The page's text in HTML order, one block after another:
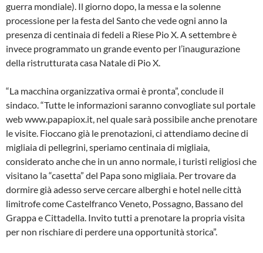
guerra mondiale). Il giorno dopo, la messa e la solenne
processione per la festa del Santo che vede ogni anno la
presenza di centinaia di fedeli a Riese Pio X. A settembre è
invece programmato un grande evento per l’inaugurazione
della ristrutturata casa Natale di Pio X.
“La macchina organizzativa ormai è pronta”, conclude il
sindaco. “Tutte le informazioni saranno convogliate sul portale
web www.papapiox.it, nel quale sarà possibile anche prenotare
le visite. Fioccano già le prenotazioni, ci attendiamo decine di
migliaia di pellegrini, speriamo centinaia di migliaia,
considerato anche che in un anno normale, i turisti religiosi che
visitano la “casetta” del Papa sono migliaia. Per trovare da
dormire già adesso serve cercare alberghi e hotel nelle città
limitrofe come Castelfranco Veneto, Possagno, Bassano del
Grappa e Cittadella. Invito tutti a prenotare la propria visita
per non rischiare di perdere una opportunità storica”.